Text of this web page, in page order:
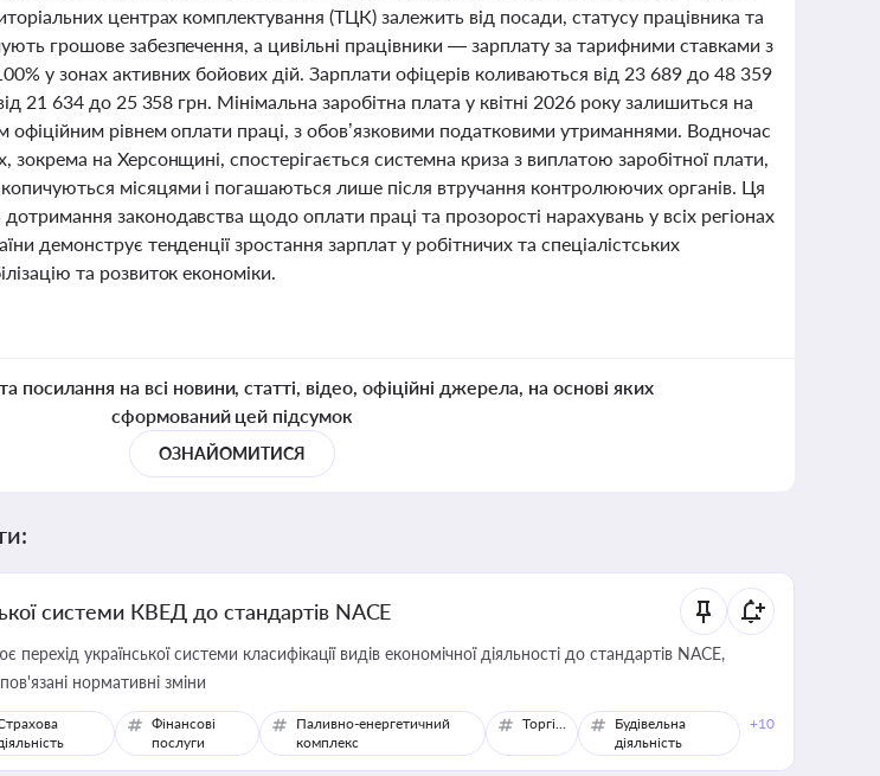
центрах комплектування (ТЦК) залежить від посади, статусу працівника та
грошове забезпечення, а цивільні працівники — зарплату за тарифними ставками з
у зонах активних бойових дій. Зарплати офіцерів коливаються від 23 689 до 48 359
21 634 до 25 358 грн. Мінімальна заробітна плата у квітні 2026 року залишиться на
офіційним рівнем оплати праці, з обов’язковими податковими утриманнями. Водночас
зокрема на Херсонщині, спостерігається системна криза з виплатою заробітної плати,
місяцями і погашаються лише після втручання контролюючих органів. Ця
законодавства щодо оплати праці та прозорості нарахувань у всіх регіонах
демонструє тенденції зростання зарплат у робітничих та спеціалістських
та розвиток економіки.
посилання на всі новини, статті, відео, офіційні джерела, на основі яких
сформований цей підсумок
ОЗНАЙОМИТИСЯ
системи КВЕД до стандартів NACE
перехід української системи класифікації видів економічної діяльності до стандартів NACE,
нормативні зміни
Фінансові
послуги
Паливно-енергетичний
комплекс
Торгівля
Будівельна
діяльність
+10